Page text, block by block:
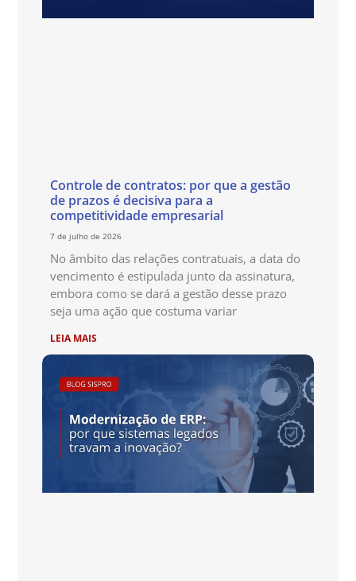
Controle de contratos: por que a gestão
de prazos é decisiva para a
competitividade empresarial
7 de julho de 2026
No âmbito das relações contratuais, a data do
vencimento é estipulada junto da assinatura,
embora como se dará a gestão desse prazo
seja uma ação que costuma variar
LEIA MAIS